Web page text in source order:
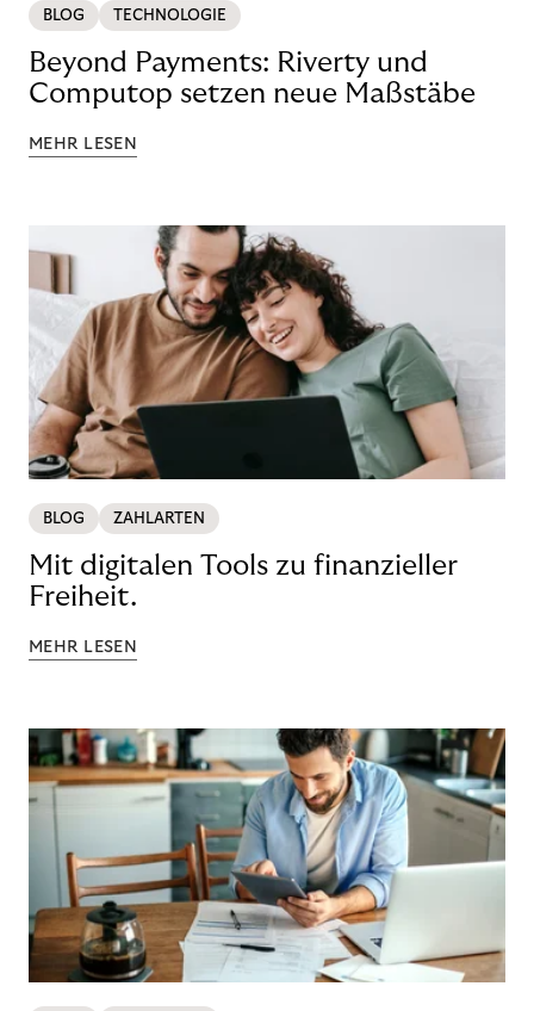
BLOG TECHNOLOGIE
Beyond Payments: Riverty und
Computop setzen neue Maßstäbe
MEHR LESEN
BLOG ZAHLARTEN
Mit digitalen Tools zu finanzieller
Freiheit.
MEHR LESEN